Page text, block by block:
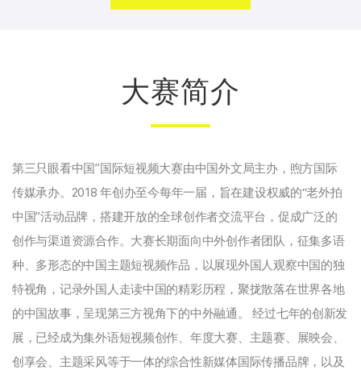
大赛简介
第三只眼看中国”国际短视频大赛由中国外文局主办，煦方国际
传媒承办。2018 年创办至今每年一届，旨在建设权威的“老外拍
中国”活动品牌，搭建开放的全球创作者交流平台，促成广泛的
创作与渠道资源合作。大赛长期面向中外创作者团队，征集多语
种、多形态的中国主题短视频作品，以展现外国人观察中国的独
特视角，记录外国人走读中国的精彩历程，聚拢散落在世界各地
的中国故事，呈现第三方视角下的中外融通。 经过七年的创新发
展，已经成为集外语短视频创作、年度大赛、主题赛、展映会、
创享会、主题采风等于一体的综合性新媒体国际传播品牌，以及